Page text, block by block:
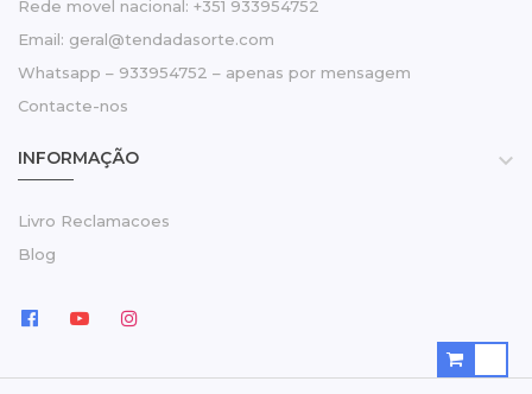
Rede movel nacional: +351 933954752
Email: geral@tendadasorte.com
Whatsapp – 933954752 – apenas por mensagem
Contacte-nos
INFORMAÇÃO 
Livro Reclamacoes
Blog